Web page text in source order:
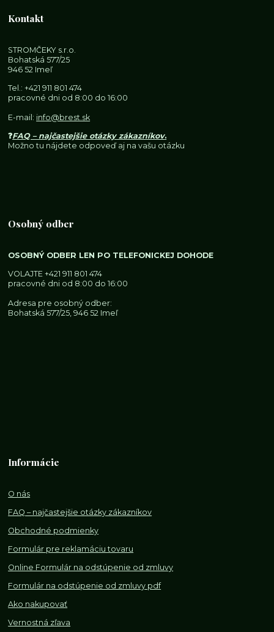
Kontakt
STROMČEKY s.r.o.
Bohatská 577/25
946 52 Imeľ
Tel.:+421 911 801 474
pracovné dni od 8:00 do 16:00
E-mail: info@brest.sk
❓FAQ – najčastejšie otázky zákazníkov.
Možno tu nájdete odpoveď aj na vašu otázku
Osobný odber
OSOBNÝ ODBER LEN PO TELEFONICKEJ DOHODE
VOLAJTE+421 911 801 474
pracovné dni od 8:00 do 16:00
Adresa pre osobný odber:
Bohatská 577/25, 946 52 Imeľ
Informácie
O nás
FAQ – najčastejšie otázky zákazníkov
Obchodné podmienky
Formulár pre reklamáciu tovaru
Online Formulár na odstúpenie od zmluvy
Formulár na odstúpenie od zmluvy pdf
Ako nakupovať
Vernostná zľava